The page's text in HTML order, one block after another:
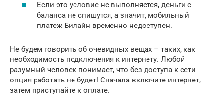
Если это условие не выполняется, деньги с
баланса не спишутся, а значит, мобильный
платеж Билайн временно недоступен.
Не будем говорить об очевидных вещах – таких, как
необходимость подключения к интернету. Любой
разумный человек понимает, что без доступа к сети
опция работать не будет! Сначала включите интернет,
затем приступайте к оплате.